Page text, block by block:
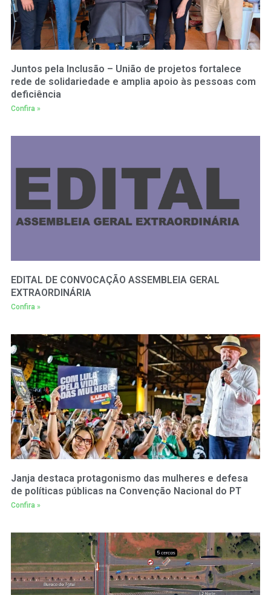
Juntos pela Inclusão – União de projetos fortalece
rede de solidariedade e amplia apoio às pessoas com
deficiência
Confira »
EDITAL DE CONVOCAÇÃO ASSEMBLEIA GERAL
EXTRAORDINÁRIA
Confira »
Janja destaca protagonismo das mulheres e defesa
de políticas públicas na Convenção Nacional do PT
Confira »